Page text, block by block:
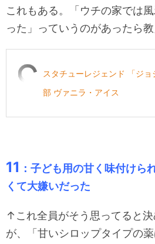
これもある。「ウチの家では
った」っていうのがあったら
スタチューレジェンド 「ジ
部 ヴァニラ・アイス
11 ：子ども用の甘く味付けら
くて大嫌いだった
↑これ全員がそう思ってると
が、「甘いシロップタイプの